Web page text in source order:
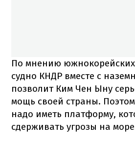
По мнению
судно КНДР вместе с
позволит Ким Чен Ыну
мощь своей страны.
надо иметь платформу,
сдерживать угрозы на